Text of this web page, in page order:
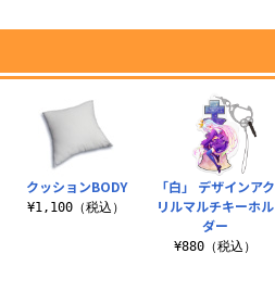
クッションBODY
¥1,100（税込）
「白」 デザインアク
リルマルチキーホル
ダー
¥880（税込）